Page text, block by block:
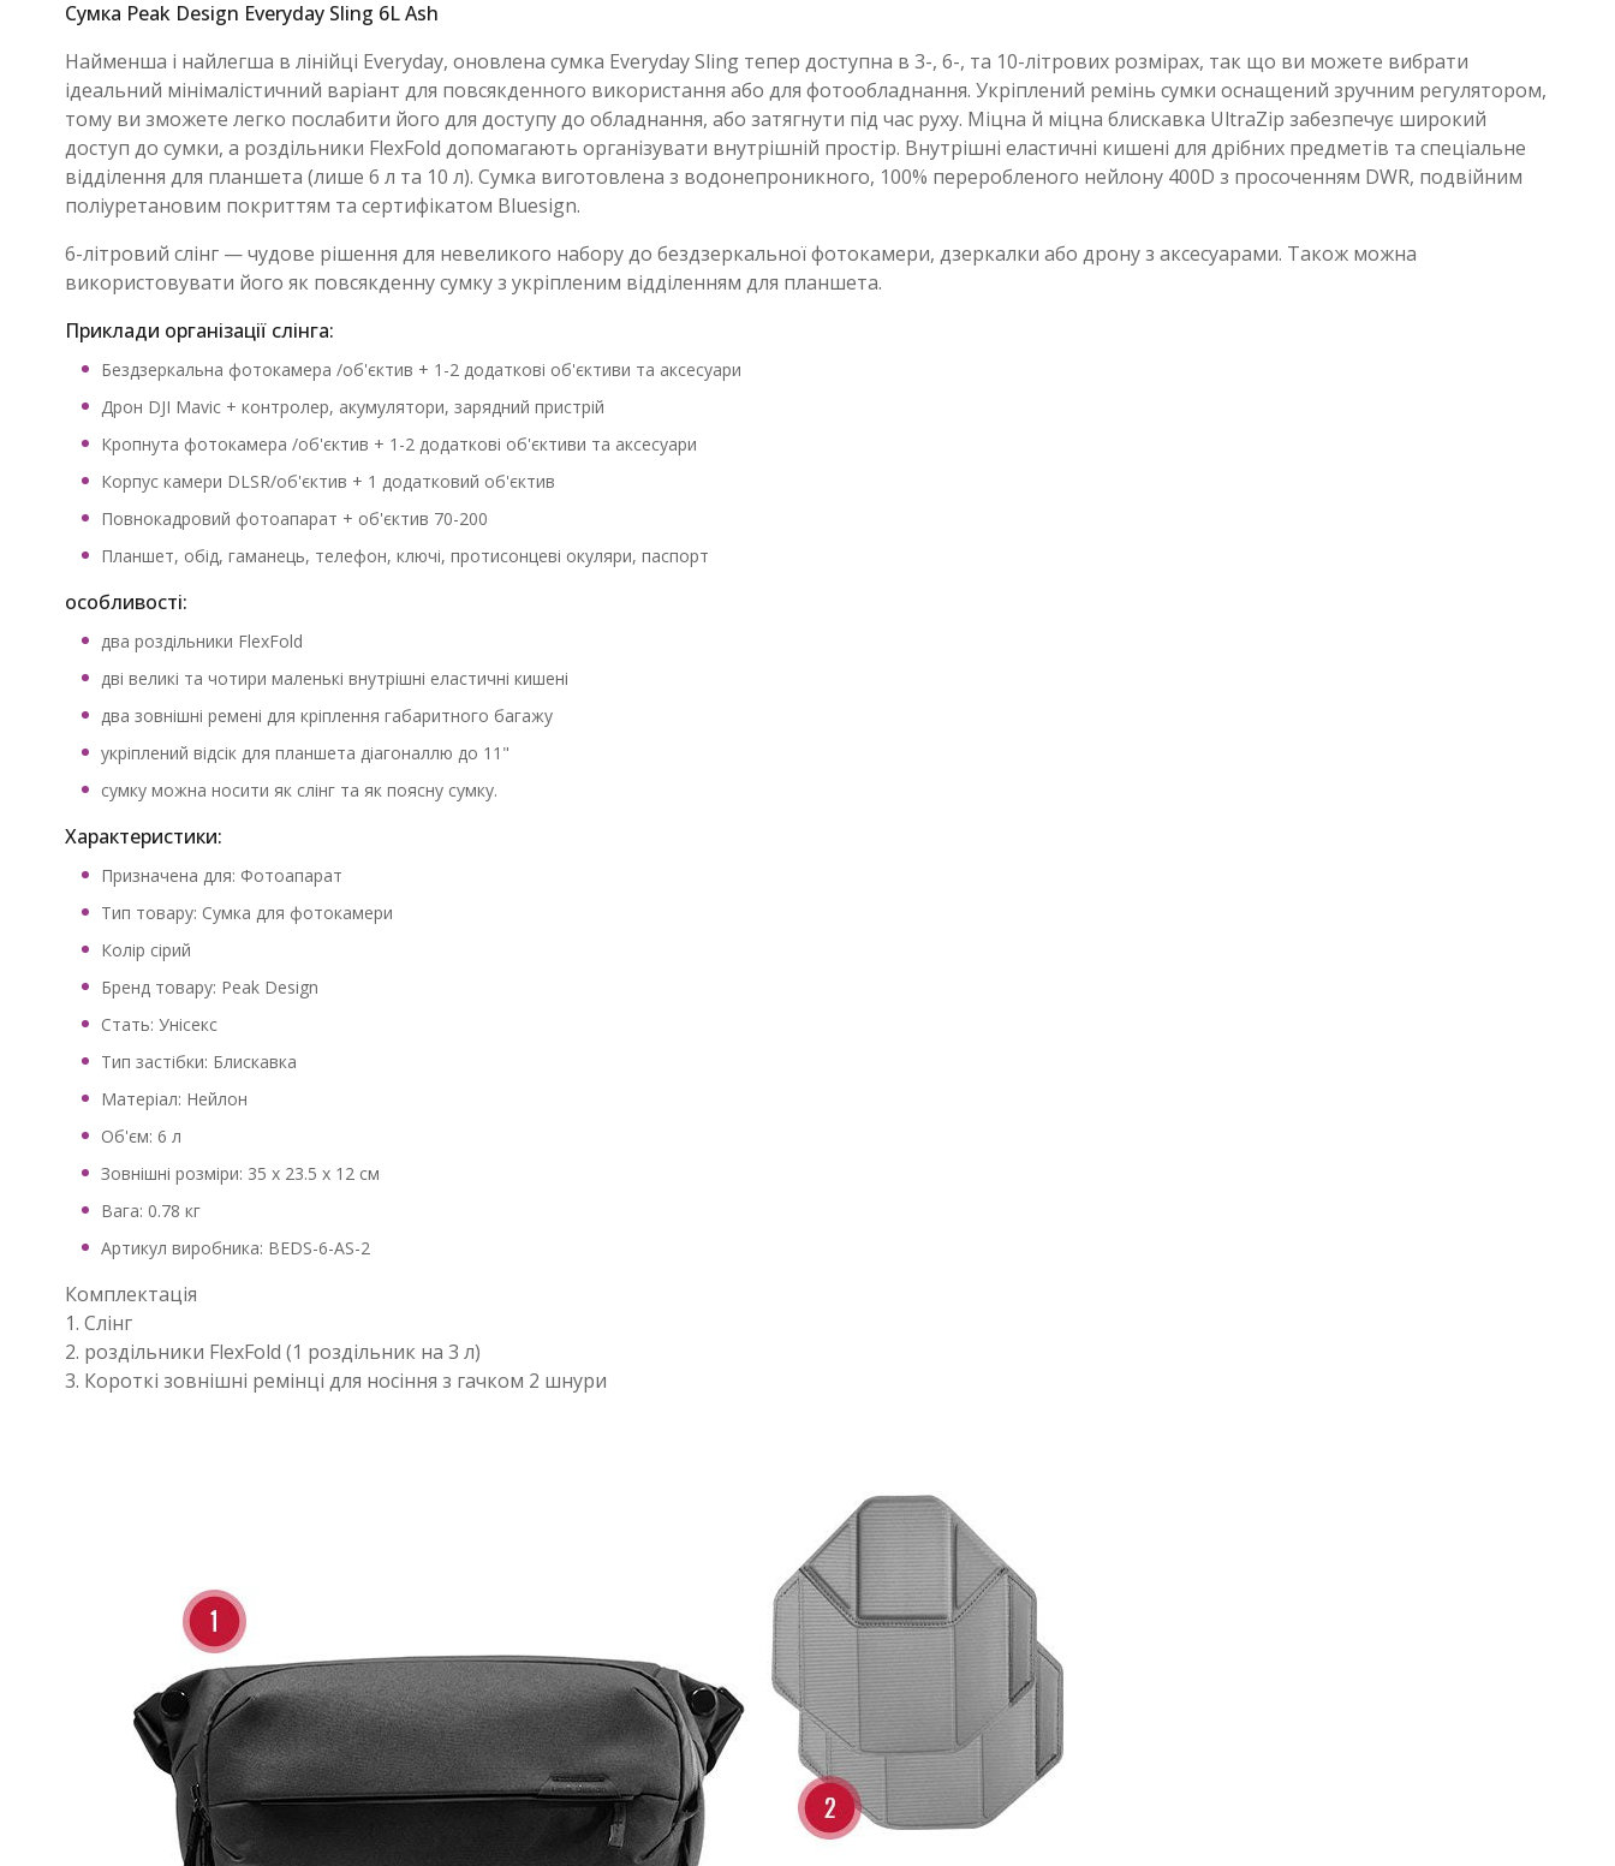
Сумка Peak Design Everyday Sling 6L Ash
Найменша і найлегша в лінійці Everyday, оновлена сумка Everyday Sling тепер доступна в 3-, 6-, та 10-літрових розмірах, так що ви можете вибрати
ідеальний мінімалістичний варіант для повсякденного використання або для фотообладнання. Укріплений ремінь сумки оснащений зручним регулятором,
тому ви зможете легко послабити його для доступу до обладнання, або затягнути під час руху. Міцна й міцна блискавка UltraZip забезпечує широкий
доступ до сумки, а роздільники FlexFold допомагають організувати внутрішній простір. Внутрішні еластичні кишені для дрібних предметів та спеціальне
відділення для планшета (лише 6 л та 10 л). Сумка виготовлена з водонепроникного, 100% переробленого нейлону 400D з просоченням DWR, подвійним
поліуретановим покриттям та сертифікатом Bluesign.
6-літровий слінг — чудове рішення для невеликого набору до бездзеркальної фотокамери, дзеркалки або дрону з аксесуарами. Також можна
використовувати його як повсякденну сумку з укріпленим відділенням для планшета.
Приклади організації слінга:
Бездзеркальна фотокамера /об'єктив + 1-2 додаткові об'єктиви та аксесуари
Дрон DJI Mavic + контролер, акумулятори, зарядний пристрій
Кропнута фотокамера /об'єктив + 1-2 додаткові об'єктиви та аксесуари
Корпус камери DLSR/об'єктив + 1 додатковий об'єктив
Повнокадровий фотоапарат + об'єктив 70-200
Планшет, обід, гаманець, телефон, ключі, протисонцеві окуляри, паспорт
особливості:
два роздільники FlexFold
дві великі та чотири маленькі внутрішні еластичні кишені
два зовнішні ремені для кріплення габаритного багажу
укріплений відсік для планшета діагоналлю до 11"
сумку можна носити як слінг та як поясну сумку.
Характеристики:
Призначена для: Фотоапарат
Тип товару: Сумка для фотокамери
Колір сірий
Бренд товару: Peak Design
Стать: Унісекс
Тип застібки: Блискавка
Матеріал: Нейлон
Об'єм: 6 л
Зовнішні розміри: 35 x 23.5 x 12 см
Вага: 0.78 кг
Артикул виробника: BEDS-6-AS-2
Комплектація
1. Слінг
2. роздільники FlexFold (1 роздільник на 3 л)
3. Короткі зовнішні ремінці для носіння з гачком 2 шнури